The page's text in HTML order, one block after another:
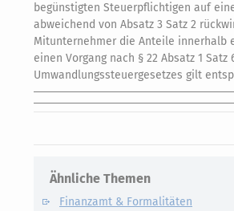
begünstigten Steuerpflichtigen auf
abweichend von Absatz 3 Satz 2
Mitunternehmer die Anteile innerhalb
einen Vorgang nach § 22 Absatz 1
Umwandlungssteuergesetzes gilt
Ähnliche Themen
Finanzamt & Formalitäten